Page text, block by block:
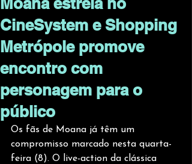
CineSystem e Shopping
Metrópole promove
encontro com
personagem para o
público
Os fãs de Moana já têm um
compromisso marcado nesta quarta-
feira (8). O live-action da clássica